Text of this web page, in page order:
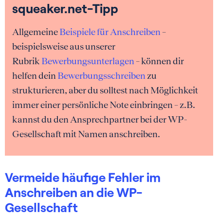
squeaker.net-Tipp
AllgemeineBeispiele für Anschreiben–
beispielsweise aus unserer
Rubrik Bewerbungsunterlagen– können dir
helfen dein Bewerbungsschreiben zu
strukturieren, aber du solltest nach Möglichkeit
immer einer persönliche Note einbringen – z.B.
kannst du den Ansprechpartner bei der WP-
Gesellschaft mit Namen anschreiben.
Vermeide häufige Fehler im
Anschreiben an die WP-
Gesellschaft